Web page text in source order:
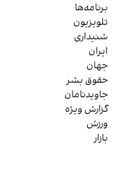
برنامه‌ها
تلویزیون
شنیداری
ایران
جهان
حقوق بشر
جاویدنامان
گزارش ویژه
ورزش
بازار